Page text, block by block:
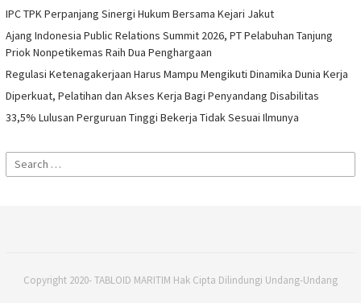
IPC TPK Perpanjang Sinergi Hukum Bersama Kejari Jakut
Ajang Indonesia Public Relations Summit 2026, PT Pelabuhan Tanjung
Priok Nonpetikemas Raih Dua Penghargaan
Regulasi Ketenagakerjaan Harus Mampu Mengikuti Dinamika Dunia Kerja
Diperkuat, Pelatihan dan Akses Kerja Bagi Penyandang Disabilitas
33,5% Lulusan Perguruan Tinggi Bekerja Tidak Sesuai Ilmunya
Search
for:
Copyright 2020- TABLOID MARITIM Hak Cipta Dilindungi Undang-Undang